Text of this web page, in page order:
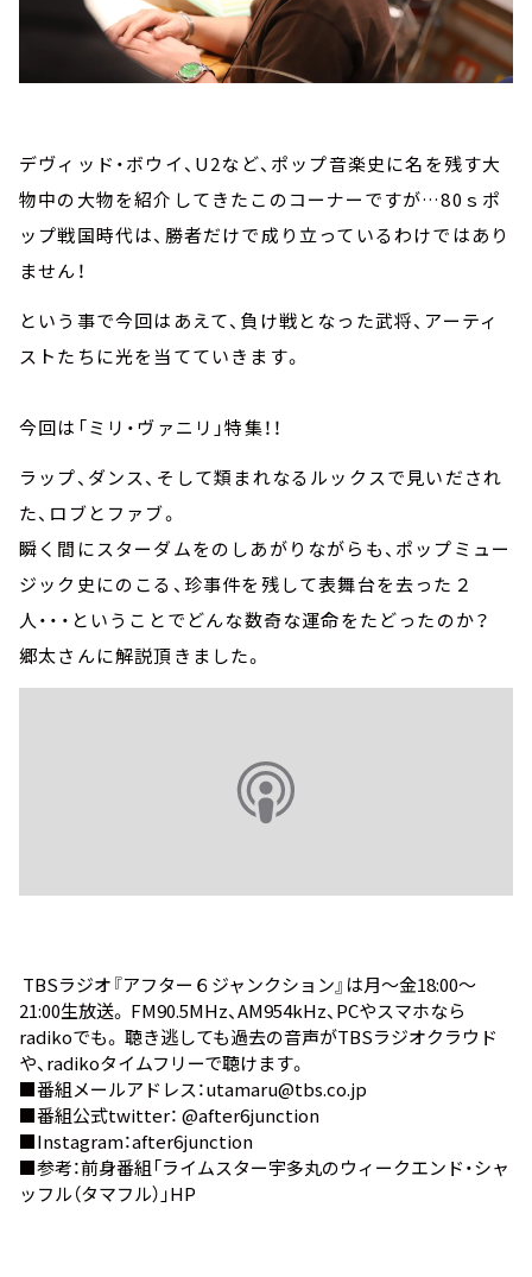
デヴィッド・ボウイ、U2など、ポップ音楽史に名を残す大
物中の大物を紹介してきたこのコーナーですが…80ｓポ
ップ戦国時代は、勝者だけで成り立っているわけではあり
ません！
という事で今回はあえて、負け戦となった武将、アーティ
ストたちに光を当てていきます。
今回は「ミリ・ヴァニリ」特集！！
ラップ、ダンス、そして類まれなるルックスで見いだされ
た、ロブとファブ。
瞬く間にスターダムをのしあがりながらも、ポップミュー
ジック史にのこる、珍事件を残して表舞台を去った２
人・・・ということでどんな数奇な運命をたどったのか？
郷太さんに解説頂きました。
TBSラジオ『アフター６ジャンクション』は月～金18:00～
21:00生放送。 FM90.5MHz、AM954kHz、PCやスマホなら
radikoでも。 聴き逃しても過去の音声がTBSラジオクラウド
や、 radikoタイムフリーで聴けます。
■番組メールアドレス：utamaru@tbs.co.jp
■番組公式twitter： @after6junction
■Instagram：after6junction
■参考：前身番組「ライムスター宇多丸のウィークエンド・シャ
ッフル（タマフル）」HP